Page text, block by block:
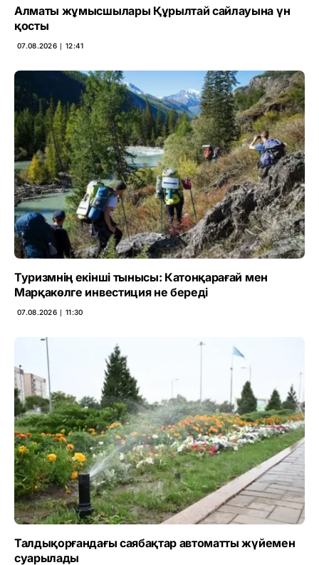
Алматы жұмысшылары Құрылтай сайлауына үн
қосты
07.08.2026 ∣ 12:41
Туризмнің екінші тынысы: Катонқарағай мен
Марқакөлге инвестиция не береді
07.08.2026 ∣ 11:30
Талдықорғандағы саябақтар автоматты жүйемен
суарылады